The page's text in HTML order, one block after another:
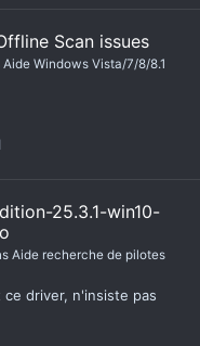
Scan issues
Aide Windows Vista/7/8/8.1
25.3.1-win10-
Aide recherche de pilotes
driver, n'insiste pas